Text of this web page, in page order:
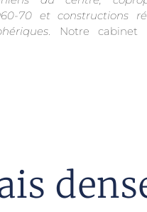
70 et constructions
. Notre cabinet